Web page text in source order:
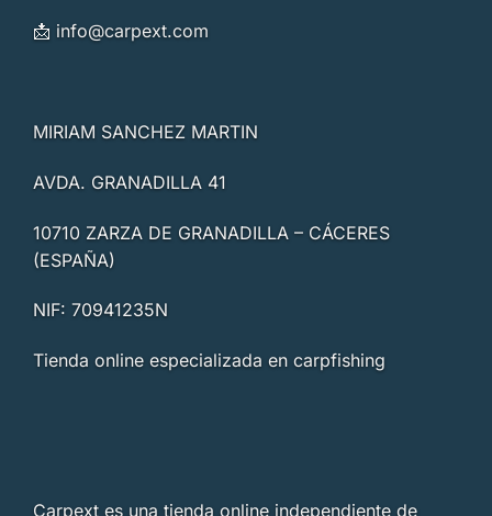
📩 info@carpext.com
MIRIAM SANCHEZ MARTIN
AVDA. GRANADILLA 41
10710 ZARZA DE GRANADILLA – CÁCERES
(ESPAÑA)
NIF: 70941235N
Tienda online especializada en carpfishing
Carpext es una tienda online independiente de